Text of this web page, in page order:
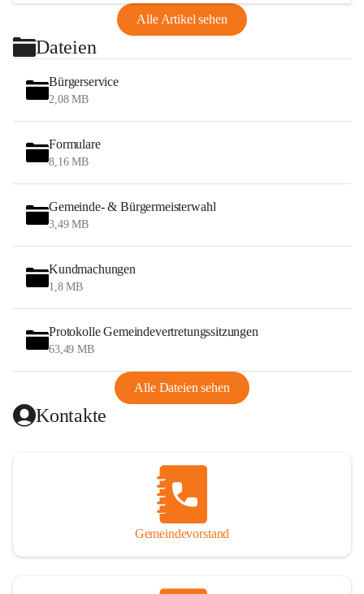
Alle Artikel sehen
Dateien
Bürgerservice
2,08 MB
Formulare
8,16 MB
Gemeinde- & Bürgermeisterwahl
3,49 MB
Kundmachungen
1,8 MB
Protokolle Gemeindevertretungssitzungen
63,49 MB
Alle Dateien sehen
Kontakte
Gemeindevorstand